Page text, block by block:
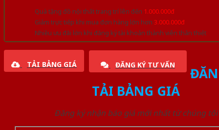
Quà tặng đồ nội thất trang trí lên đến 1.000.000đ
Giảm trực tiếp khi mua đơn hàng lớn hơn 3.000.000đ
Nhiều ưu đãi lớn khi đăng ký tài khoản thành viên thân thiết
TẢI BẢNG GIÁ ĐĂNG KÝ TƯ VẤN
TẢI BẢNG GIÁ
Đăng ký nhận báo giá mới nhất từ chúng tôi